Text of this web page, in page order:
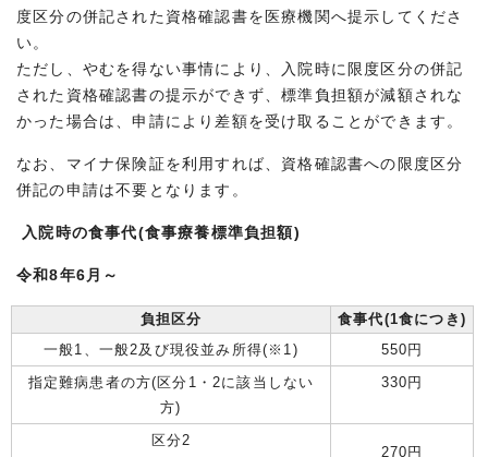
度区分の併記された資格確認書を医療機関へ提示してくださ
い。
ただし、やむを得ない事情により、入院時に限度区分の併記
された資格確認書の提示ができず、標準負担額が減額されな
かった場合は、申請により差額を受け取ることができます。
なお、マイナ保険証を利用すれば、資格確認書への限度区分
併記の申請は不要となります。
入院時の食事代(食事療養標準負担額)
令和8年6月～
負担区分
食事代(1食につき)
一般1、一般2及び現役並み所得(※1)
550円
指定難病患者の方(区分1・2に該当しない
方)
330円
区分2
270円